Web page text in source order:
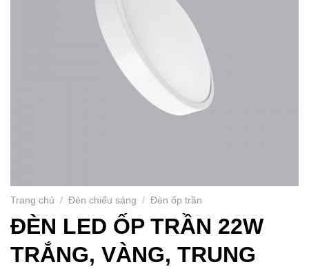
Trang chủ / Đèn chiếu sáng / Đèn ốp trần
ĐÈN LED ỐP TRẦN 22W
TRẮNG, VÀNG, TRUNG